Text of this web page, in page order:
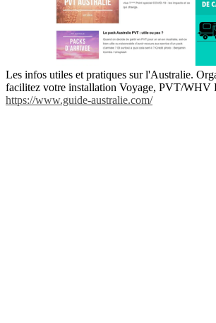
Les infos utiles et pratiques sur l'Australie.
facilitez votre installation Voyage, PVT/WHV
https://www.guide-australie.com/